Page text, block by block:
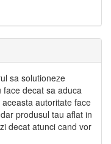
sa solutioneze
decat sa aduca
autoritate face
produsul tau aflat in
decat atunci cand vor